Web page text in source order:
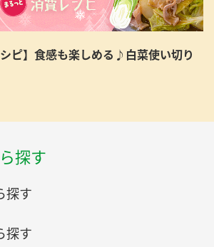
ピ】食感も楽しめる♪白菜使い切り
探す
探す
探す